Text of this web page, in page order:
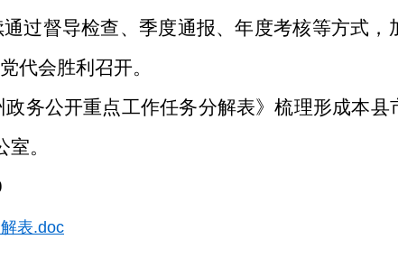
过督导检查、季度通报、年度考核等方式，
代会胜利召开。
务公开重点工作任务分解表》梳理形成本
。
表.doc